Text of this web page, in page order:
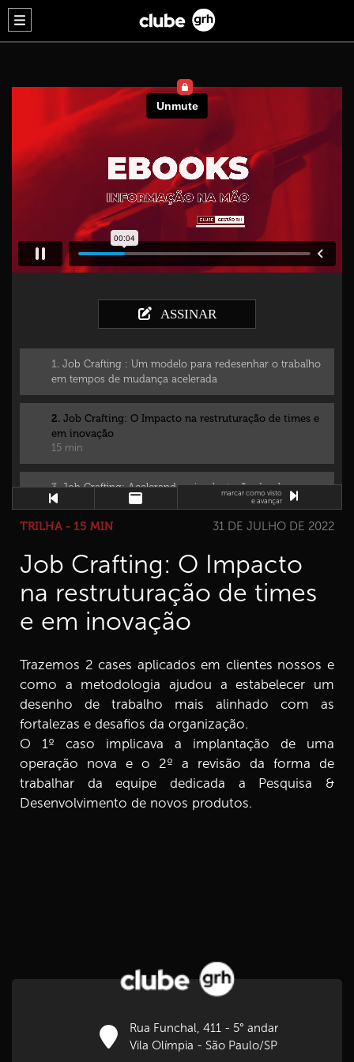
ASSINAR
1. Job Crafting : Um modelo para redesenhar o trabalho
em tempos de mudança acelerada
2. Job Crafting: O Impacto na restruturação de times e
em inovação
15 min
3.Job Crafting: Acelerando a implantação do plano
estratégico.
marcar como visto
e avançar
TRILHA - 15 MIN 31 DE JULHO DE 2022
Job Crafting: O Impacto
na restruturação de times
e em inovação
Trazemos 2 cases aplicados em clientes nossos e
como a metodologia ajudou a estabelecer um
desenho de trabalho mais alinhado com as
fortalezas e desafios da organização.
O 1º caso implicava a implantação de uma
operação nova e o 2º a revisão da forma de
trabalhar da equipe dedicada a Pesquisa &
Desenvolvimento de novos produtos.
Rua Funchal, 411 - 5° andar
Vila Olímpia - São Paulo/SP